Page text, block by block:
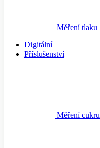
Měření tlaku
Digitální
Příslušenství
Měření cukru